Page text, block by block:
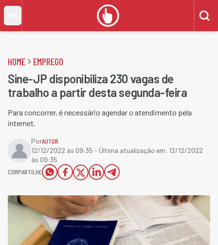
HOME EMPREGO
Sine-JP disponibiliza 230 vagas de
trabalho a partir desta segunda-feira
Para concorrer, é necessário agendar o atendimento pela
internet.
PorAUTOR
12/12/2022 às 09:35 - Última atualização em: 12/12/2022
às 09:35
COMPARTILHE